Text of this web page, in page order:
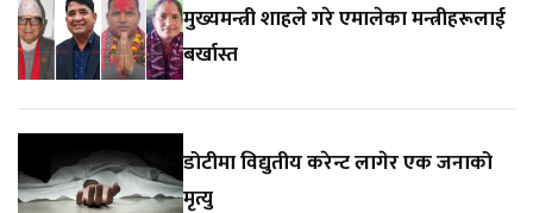
मुख्यमन्त्री शाहले गरे एमालेका मन्त्रीहरूलाई
बर्खास्त
डोटीमा विद्युतीय करेन्ट लागेर एक जनाको
मृत्यु